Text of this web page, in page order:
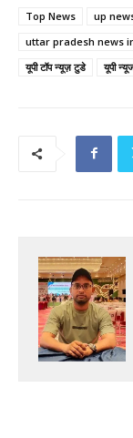
Top News up
uttar pradesh news
यूपी टॉप न्यूज़ टुडे
यूपी